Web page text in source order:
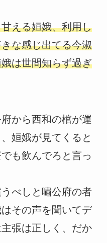
える姮娥、利用し
な感じ出てる今淑
は世間知らず過ぎ
から西和の棺が運
姮娥が見てくると
も飲んでろと言っ
べしと嘯公府の者
その声を聞いてデ
張は正しく、だか